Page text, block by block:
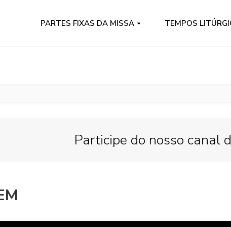
PARTES FIXAS DA MISSA TEMPOS
Participe do nosso canal